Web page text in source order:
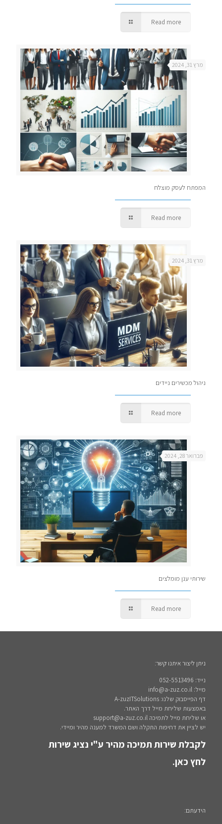
Read more
מרץ 31, 2024
המפתח לעסק מוצלח
Read more
מרץ 31, 2024
ניהול מכשירים ניידים
Read more
פברואר 28, 2024
שירותי ענן מומלצים
Read more
ניתן ליצור איתנו קשר:
נייד: 052-5513496
מייל: info@a-zuz.co.il
דף הפייסבוק שלנו: A-zuzITSolutions
באמצעות שליחת מייל דרך האתר.
או שליחת מייל לתמיכה support@a-zuz.co.il
יש לציין את דחיפות התקלה ושם המשרד למענה מהיר ומיידי.
לקבלת שירות תמיכה מהיר ע"י נציג שירות
לחץ כאן.
הידעתם: